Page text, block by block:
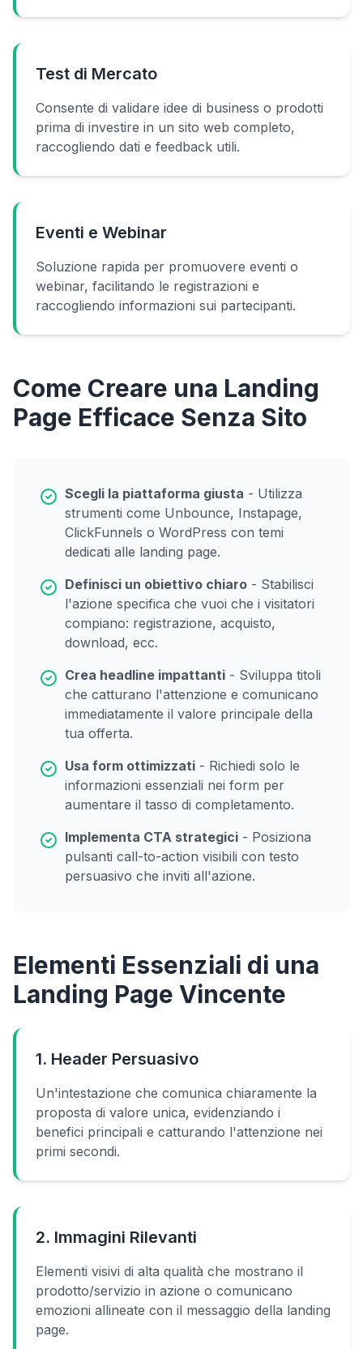
Test di Mercato
Consente di validare idee di business o prodotti
prima di investire in un sito web completo,
raccogliendo dati e feedback utili.
Eventi e Webinar
Soluzione rapida per promuovere eventi o
webinar, facilitando le registrazioni e
raccogliendo informazioni sui partecipanti.
Come Creare una Landing
Page Efficace Senza Sito
Scegli la piattaforma giusta - Utilizza
strumenti come Unbounce, Instapage,
ClickFunnels o WordPress con temi
dedicati alle landing page.
Definisci un obiettivo chiaro - Stabilisci
l'azione specifica che vuoi che i visitatori
compiano: registrazione, acquisto,
download, ecc.
Crea headline impattanti - Sviluppa titoli
che catturano l'attenzione e comunicano
immediatamente il valore principale della
tua offerta.
Usa form ottimizzati - Richiedi solo le
informazioni essenziali nei form per
aumentare il tasso di completamento.
Implementa CTA strategici - Posiziona
pulsanti call-to-action visibili con testo
persuasivo che inviti all'azione.
Elementi Essenziali di una
Landing Page Vincente
1. Header Persuasivo
Un'intestazione che comunica chiaramente la
proposta di valore unica, evidenziando i
benefici principali e catturando l'attenzione nei
primi secondi.
2. Immagini Rilevanti
Elementi visivi di alta qualità che mostrano il
prodotto/servizio in azione o comunicano
emozioni allineate con il messaggio della landing
page.